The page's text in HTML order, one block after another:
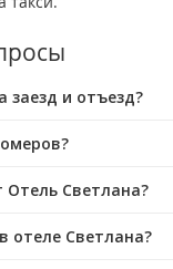
заезд и отъезд?
Отель Светлана?
отеле Светлана?